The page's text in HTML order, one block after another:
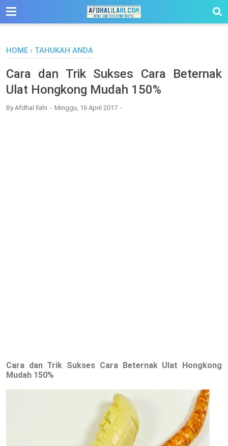
-->
HOME › TAHUKAH ANDA
Cara dan Trik Sukses Cara Beternak
Ulat Hongkong Mudah 150%
ByAfdhal Ilahi Minggu, 16 April 2017
Cara dan Trik Sukses Cara Beternak Ulat Hongkong
Mudah 150%